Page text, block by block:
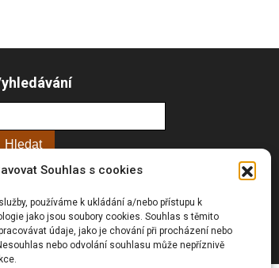
Souhlas s cookies
používáme k ukládání a/nebo přístupu k
jako jsou soubory cookies. Souhlas s těmito
údaje, jako je chování při procházení nebo
nebo odvolání souhlasu může nepříznivě
Zásady cookies (EU)
GDPR